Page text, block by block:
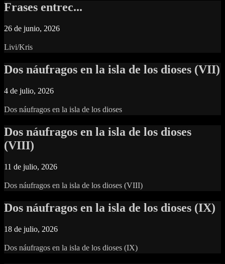
Frases entrec...
26 de junio, 2026
Livi/Kris
Dos náufragos en la isla de los dioses (VII)
4 de julio, 2026
Dos náufragos en la isla de los dioses
Dos náufragos en la isla de los dioses
(VIII)
11 de julio, 2026
Dos náufragos en la isla de los dioses (VIII)
Dos náufragos en la isla de los dioses (IX)
18 de julio, 2026
Dos náufragos en la isla de los dioses (IX)